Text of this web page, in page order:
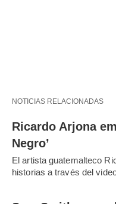
NOTICIAS RELACIONADAS
Ricardo Arjona
Negro’
El artista guatemalteco
historias a través del